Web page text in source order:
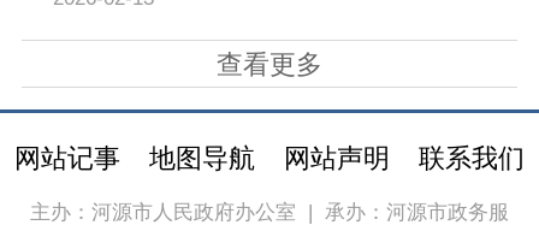
查看更多
网站记事 地图导航 网站声明 联系我们
主办：河源市人民政府办公室 承办：河源市政务服